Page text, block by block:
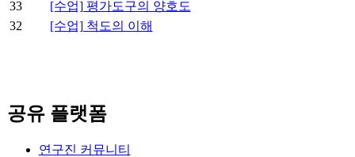
33
[수업] 평가도구의 양호도
32
[수업] 척도의 이해
공유 플랫폼
연구진 커뮤니티